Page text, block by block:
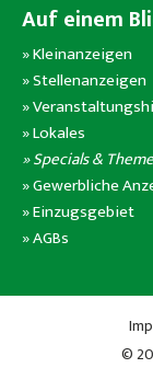
Auf einem
»Kleinanzeigen
»Stellenanzeigen
»
»Lokales
» Specials &
»Gewerbliche
»Einzugsgebiet
»AGBs
©